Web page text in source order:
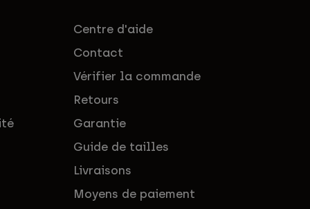
Centre d'aide
Contact
Vérifier la commande
Retours
Garantie
Guide de tailles
Livraisons
Moyens de paiement